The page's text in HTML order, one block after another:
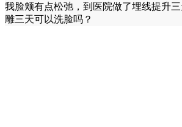
我脸颊有点松弛，到医院做了埋线提升
雕三天可以洗脸吗？